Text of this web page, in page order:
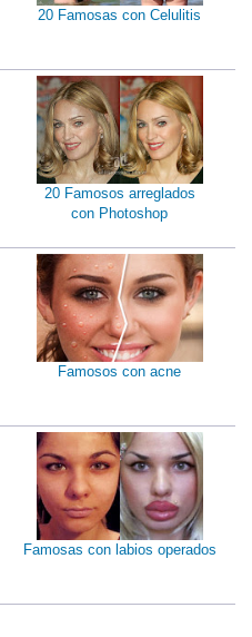
20 Famosas con Celulitis
20 Famosos arreglados
con Photoshop
Famosos con acne
Famosas con labios operados